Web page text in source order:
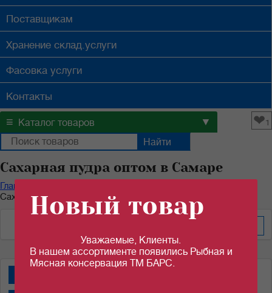
Поставщикам
Хранение склад.услуги
Фасовка услуги
Контакты
≡ Каталог товаров ▼ ❤1
Сахарная пудра оптом в Самаре
Главная
Сахарная пудраНовый товар
Уважаемые, Клиенты.
В нашем ассортименте появились Рыбная и
Мясная консервация ТМ БАРС.